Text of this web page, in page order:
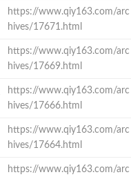
https://www.qiy163.com/arc
hives/17671.html
https://www.qiy163.com/arc
hives/17669.html
https://www.qiy163.com/arc
hives/17666.html
https://www.qiy163.com/arc
hives/17664.html
https://www.qiy163.com/arc